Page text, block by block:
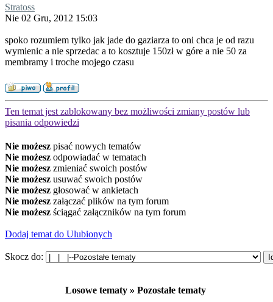
Stratoss
Nie 02 Gru, 2012 15:03
spoko rozumiem tylko jak jade do gaziarza to oni chca je od razu
wymienic a nie sprzedac a to kosztuje 150zł w góre a nie 50 za
membramy i troche mojego czasu
Ten temat jest zablokowany bez możliwości zmiany postów lub
pisania odpowiedzi
Nie możesz pisać nowych tematów
Nie możesz odpowiadać w tematach
Nie możesz zmieniać swoich postów
Nie możesz usuwać swoich postów
Nie możesz głosować w ankietach
Nie możesz załączać plików na tym forum
Nie możesz ściągać załączników na tym forum
Dodaj temat do Ulubionych
Skocz do:
Losowe tematy » Pozostałe tematy